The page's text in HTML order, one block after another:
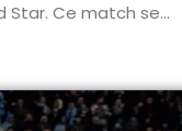
Star. Ce match se...